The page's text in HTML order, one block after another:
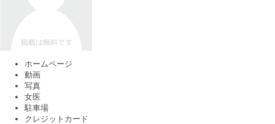
ホームページ
動画
写真
女医
駐車場
クレジットカード